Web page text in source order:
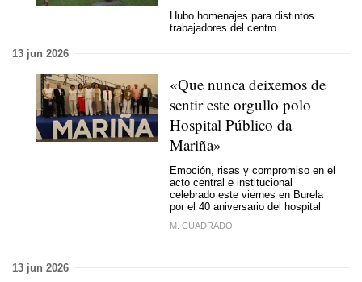
Hubo homenajes para distintos
trabajadores del centro
13 jun 2026
«Que nunca deixemos de
sentir este orgullo polo
Hospital Público da
Mariña»
Emoción, risas y compromiso en el
acto central e institucional
celebrado este viernes en Burela
por el 40 aniversario del hospital
M. CUADRADO
13 jun 2026